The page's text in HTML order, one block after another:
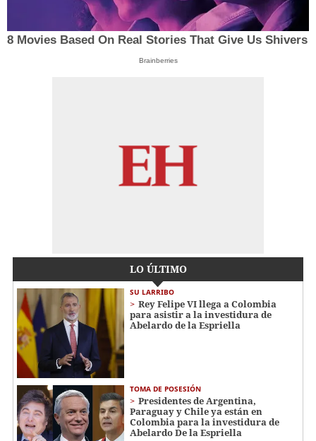
8 Movies Based On Real Stories That Give Us Shivers
Brainberries
LO ÚLTIMO
SU LARRIBO
Rey Felipe VI llega a Colombia
para asistir a la investidura de
Abelardo de la Espriella
TOMA DE POSESIÓN
Presidentes de Argentina,
Paraguay y Chile ya están en
Colombia para la investidura de
Abelardo De la Espriella